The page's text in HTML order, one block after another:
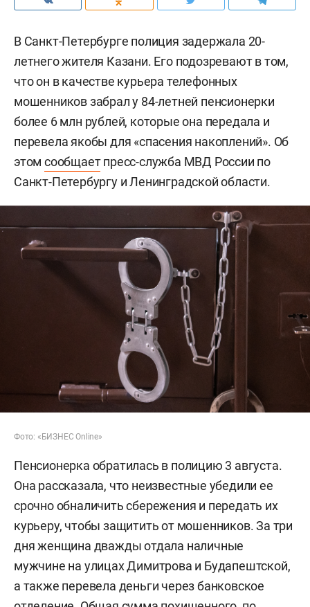
В Санкт-Петербурге полиция задержала 20-
летнего жителя Казани. Его подозревают в том,
что он в качестве курьера телефонных
мошенников забрал у 84-летней пенсионерки
более 6 млн рублей, которые она передала и
перевела якобы для «спасения накоплений». Об
этом сообщаетпресс-служба МВД России по
Санкт-Петербургу и Ленинградской области.
Фото: «БИЗНЕС Online»
Пенсионерка обратилась в полицию 3 августа.
Она рассказала, что неизвестные убедили ее
срочно обналичить сбережения и передать их
курьеру, чтобы защитить от мошенников. За три
дня женщина дважды отдала наличные
мужчине на улицах Димитрова и Будапештской,
а также перевела деньги через банковское